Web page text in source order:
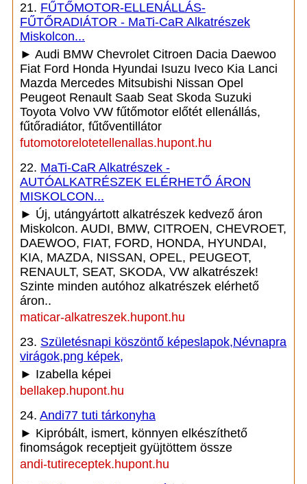
21. FŰTŐMOTOR-ELLENÁLLÁS-
FŰTŐRADIÁTOR - MaTi-CaR Alkatrészek
Miskolcon...
► Audi BMW Chevrolet Citroen Dacia Daewoo
Fiat Ford Honda Hyundai Isuzu Iveco Kia Lanci
Mazda Mercedes Mitsubishi Nissan Opel
Peugeot Renault Saab Seat Skoda Suzuki
Toyota Volvo VW fűtőmotor előtét ellenállás,
fűtőradiátor, fűtőventillátor
futomotorelotetellenallas.hupont.hu
22. MaTi-CaR Alkatrészek -
AUTÓALKATRÉSZEK ELÉRHETŐ ÁRON
MISKOLCON...
► Új, utángyártott alkatrészek kedvező áron
Miskolcon. AUDI, BMW, CITROEN, CHEVROET,
DAEWOO, FIAT, FORD, HONDA, HYUNDAI,
KIA, MAZDA, NISSAN, OPEL, PEUGEOT,
RENAULT, SEAT, SKODA, VW alkatrészek!
Szinte minden autóhoz alkatrészek elérhető
áron..
maticar-alkatreszek.hupont.hu
23. Születésnapi köszöntő képeslapok,Névnapra
virágok,png képek,
► Izabella képei
bellakep.hupont.hu
24. Andi77 tuti tárkonyha
► Kipróbált, ismert, könnyen elkészíthető
finomságok receptjeit gyüjtöttem össze
andi-tutireceptek.hupont.hu